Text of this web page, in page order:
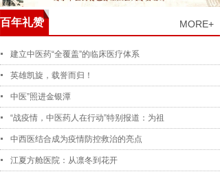
百年礼赞 MORE+
建立中医药“全覆盖”的临床医疗体系
英雄凯旋，载誉而归！
中医”照进金银潭
“战疫情，中医药人在行动”特别报道：为祖
中西医结合成为疫情防控救治的亮点
江夏方舱医院：从凛冬到花开